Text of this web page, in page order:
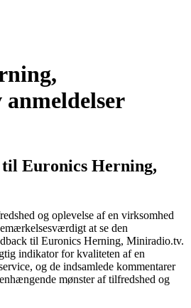
Euronics Herning,
og oplevelse af en virksomhed
at se den
til Euronics Herning, Miniradio.tv.
indikator for kvaliteten af en
og de indsamlede kommentarer
mønster af tilfredshed og